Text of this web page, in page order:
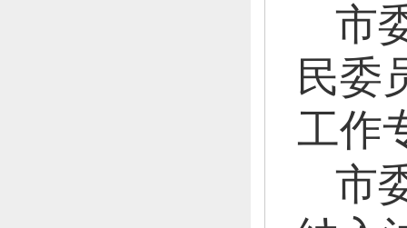
市
民委
工作
市